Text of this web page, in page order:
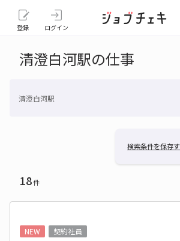
登録 ログイン
清澄白河駅の仕事
清澄白河駅
検索条件を保存
18件
NEW
契約社員